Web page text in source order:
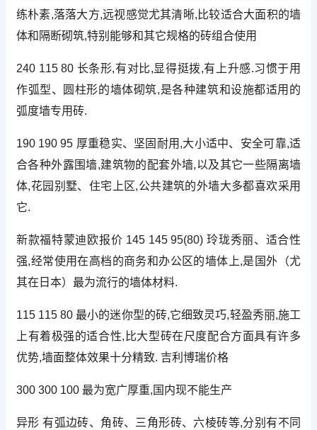
练朴素,落落大方,远视感觉尤其清晰,比较适合大面积的墙
体和隔断砌筑,特别能够和其它规格的砖组合使用
240 115 80 长条形,有对比,显得挺拨,有上升感.习惯于用
作弧型、圆柱形的墙体砌筑,是各种建筑和设施都适用的
弧度墙专用砖.
190 190 95 厚重稳实、坚固耐用,大小适中、安全可靠,适
合各种外露围墙,建筑物的配套外墙,以及其它一些隔离墙
体,花园别墅、住宅上区,公共建筑的外墙大多都喜欢采用
它.
新款福特蒙迪欧报价 145 145 95(80) 玲珑秀丽、适合性
强,经常使用在高档的商务和办公区的墙体上,是国外（尤
其在日本）最为流行的墙体材料.
115 115 80 最小的迷你型的砖,它细致灵巧,轻盈秀丽,施工
上有着极强的适合性,比大型砖在尺度配合方面具有许多
优势,墙面整体效果十分精致. 吉利博瑞价格
300 300 100 最为宽广厚重,国内现不能生产
异形 有弧边砖、角砖、三角形砖、六棱砖等,分别有不同